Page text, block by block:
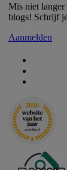
Mis niet langer
blogs! Schrijf
Aanmelden